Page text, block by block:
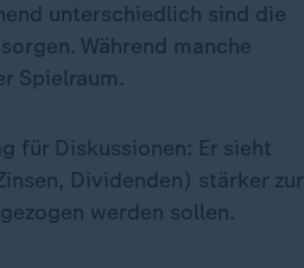
unterschiedlich sind die
Während manche
Spielraum.
für Diskussionen: Er sieht
Dividenden) stärker zur
werden sollen.